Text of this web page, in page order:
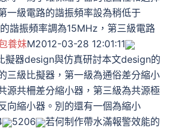
一級電路的諧振頻率設為稍低于
諧振頻率調為15MHz，第三級電路
養妹M2012-03-28 12:01:11
擬器design與仿真研討本文design的
三級比擬器，第一級為通俗差分縮小
源共柵差分縮小器，第三級為共源極
向縮小器。別的還有一個為縮小
5206
若何制作帶水滿報警效能的